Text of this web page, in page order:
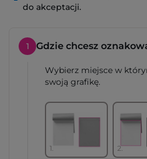
do akceptacji.
1 Gdzie chcesz
Wybierz miejsce w
swoją grafikę.
1. 2.